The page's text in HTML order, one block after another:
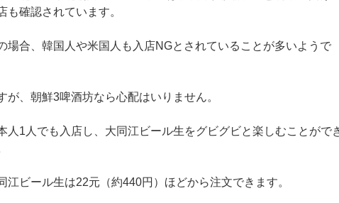
も確認されています。
場合、韓国人や米国人も入店NGとされていることが多いようで
が、朝鮮3啤酒坊なら心配はいりません。
人1人でも入店し、大同江ビール生をグビグビと楽しむことがで
江ビール生は22元（約440円）ほどから注文できます。